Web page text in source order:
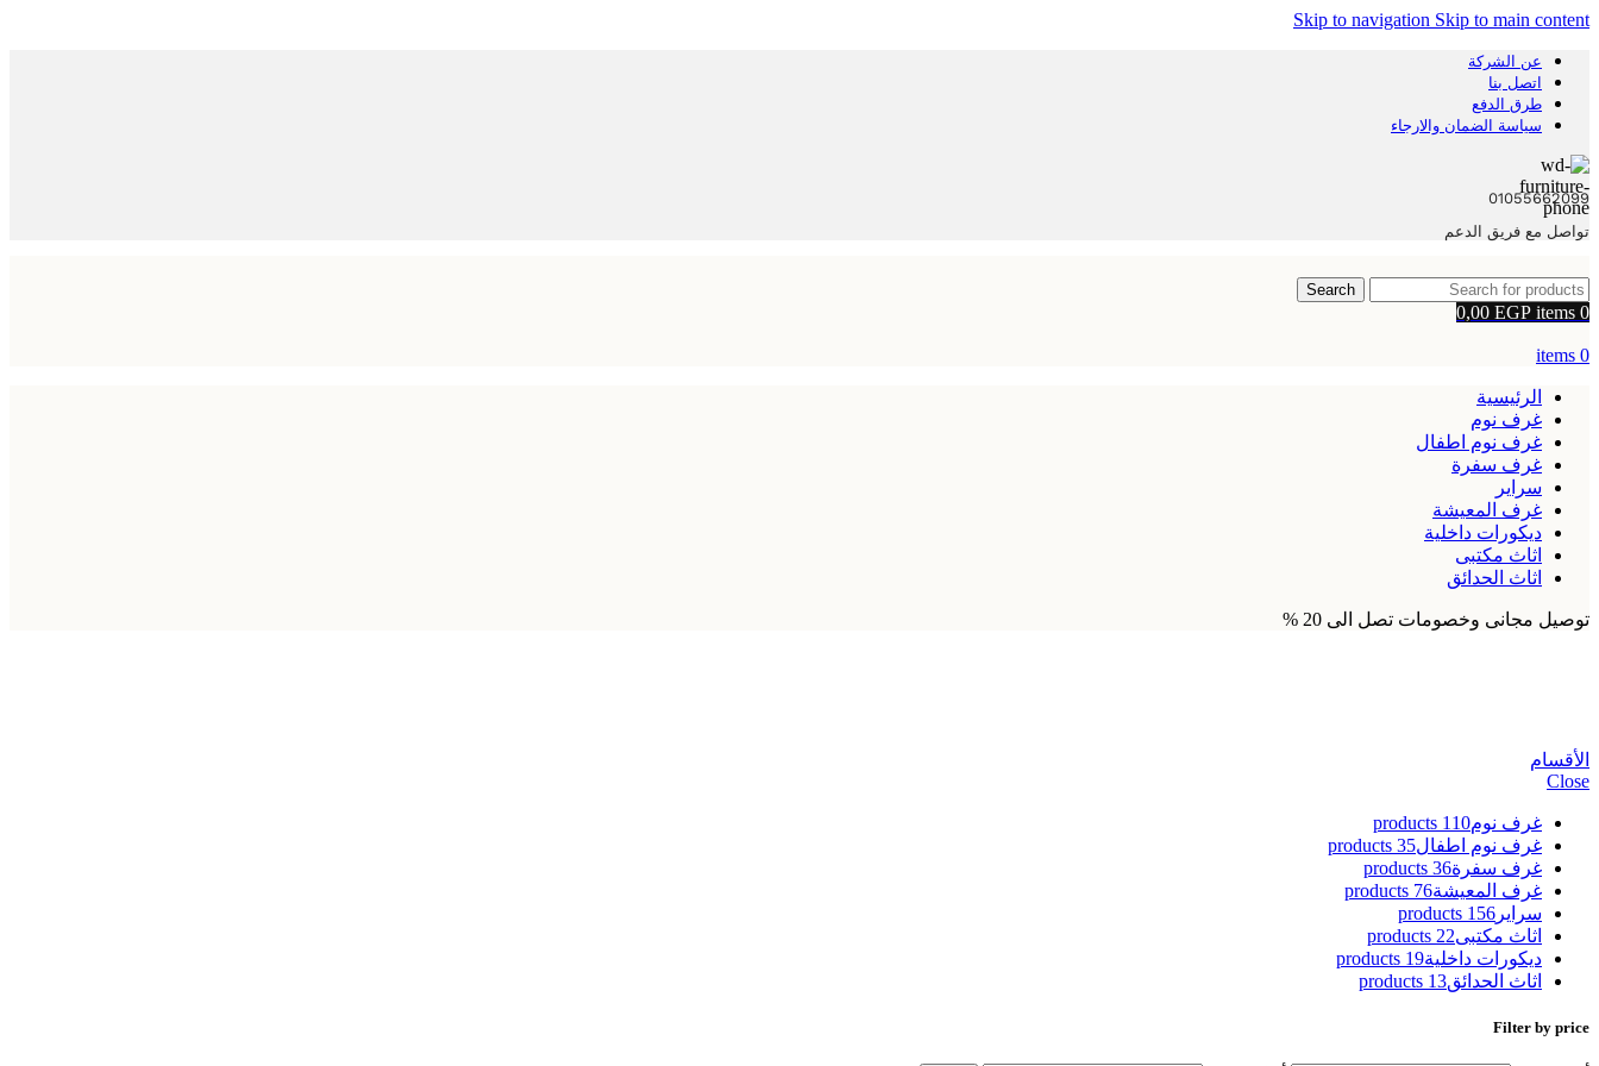
Skip to navigation Skip to main content
عن الشركة
اتصل بنا
طرق الدفع
سياسة الضمان والارجاء
01055662099
تواصل مع فريق الدعم
Search
0
items
0,00 EGP
0
items
الرئيسية
غرف نوم
غرف نوم اطفال
غرف سفرة
سراير
غرف المعيشة
ديكورات داخلية
اثاث مكتبى
اثاث الحدائق
توصيل مجانى وخصومات تصل الى 20 %
الأقسام
Close
غرف نوم110 products
غرف نوم اطفال35 products
غرف سفرة36 products
غرف المعيشة76 products
سراير 156 products
اثاث مكتبى22 products
ديكورات داخلية19 products
اثاث الحدائق13 products
Filter by price